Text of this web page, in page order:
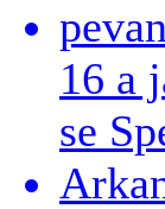
16 a
se